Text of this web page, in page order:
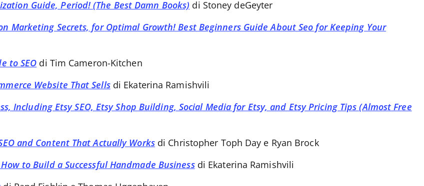
Guide, Period! (The Best Damn Books) di Stoney deGeyter
Marketing Secrets, for Optimal Growth! Best Beginners Guide About Seo for Keeping Your
to SEO di Tim Cameron-Kitchen
Website That Sellsdi Ekaterina Ramishvili
Including Etsy SEO, Etsy Shop Building, Social Media for Etsy, and Etsy Pricing Tips (Almost Free
and Content That Actually Worksdi Christopher Toph Day e Ryan Brock
How to Build a Successful Handmade Businessdi Ekaterina Ramishvili